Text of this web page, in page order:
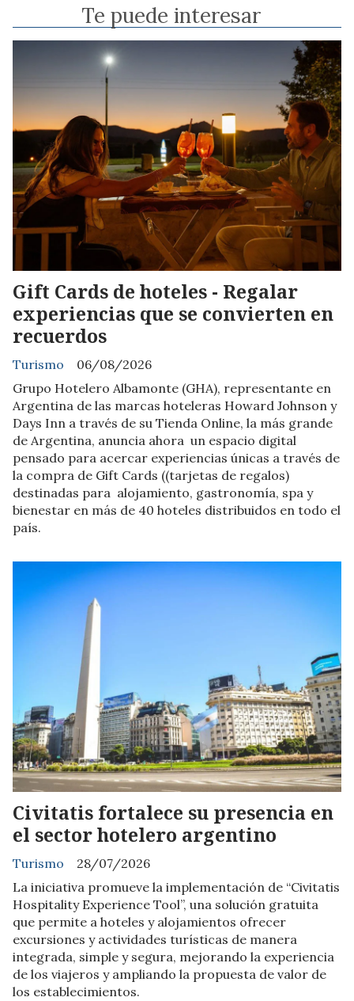
Te puede interesar
Gift Cards de hoteles - Regalar
experiencias que se convierten en
recuerdos
Turismo
06/08/2026
Grupo Hotelero Albamonte (GHA), representante en
Argentina de las marcas hoteleras Howard Johnson y
Days Inn a través de su Tienda Online, la más grande
de Argentina, anuncia ahora un espacio digital
pensado para acercar experiencias únicas a través de
la compra de Gift Cards ((tarjetas de regalos)
destinadas para alojamiento, gastronomía, spa y
bienestar en más de 40 hoteles distribuidos en todo el
país.
Civitatis fortalece su presencia en
el sector hotelero argentino
Turismo
28/07/2026
La iniciativa promueve la implementación de “Civitatis
Hospitality Experience Tool”, una solución gratuita
que permite a hoteles y alojamientos ofrecer
excursiones y actividades turísticas de manera
integrada, simple y segura, mejorando la experiencia
de los viajeros y ampliando la propuesta de valor de
los establecimientos.